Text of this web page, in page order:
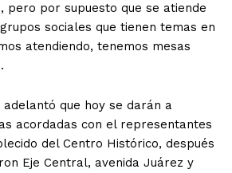
pero por supuesto que se atiende
sociales que tienen temas en
atendiendo, tenemos mesas
que hoy se darán a
acordadas con el representantes
del Centro Histórico, después
Eje Central, avenida Juárez y